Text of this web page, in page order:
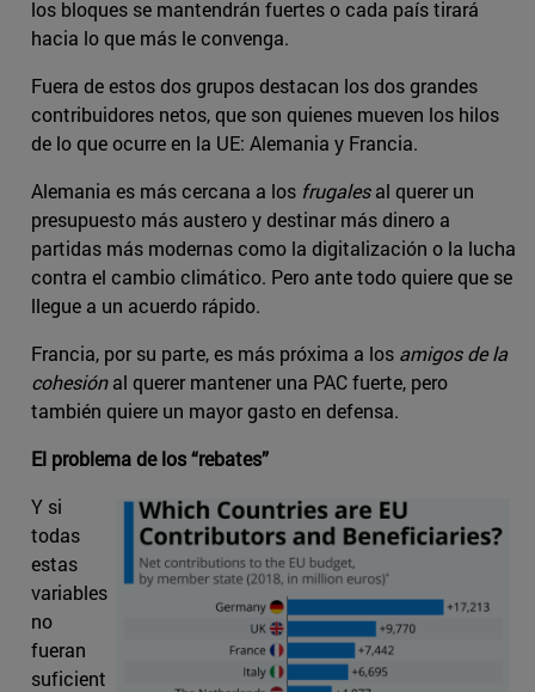
los bloques se mantendrán fuertes o cada país tirará
hacia lo que más le convenga.
Fuera de estos dos grupos destacan los dos grandes
contribuidores netos, que son quienes mueven los hilos
de lo que ocurre en la UE: Alemania y Francia.
Alemania es más cercana a los frugalesal querer un
presupuesto más austero y destinar más dinero a
partidas más modernas como la digitalización o la lucha
contra el cambio climático. Pero ante todo quiere que se
llegue a un acuerdo rápido.
Francia, por su parte, es más próxima a los amigos de la
cohesiónal querer mantener una PAC fuerte, pero
también quiere un mayor gasto en defensa.
El problema de los “rebates”
Y si
todas
estas
variables
no
fueran
suficient